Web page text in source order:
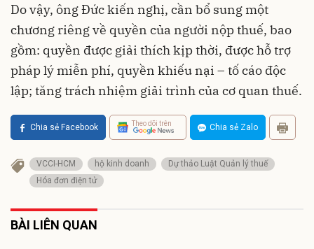
Do vậy, ông Đức kiến nghị, cần bổ sung một
chương riêng về quyền của người nộp thuế, bao
gồm: quyền được giải thích kịp thời, được hỗ trợ
pháp lý miễn phí, quyền khiếu nại – tố cáo độc
lập; tăng trách nhiệm giải trình của cơ quan thuế.
Chia sẻ Facebook Theo dõi trên Chia sẻ Zalo
VCCI-HCM hộ kinh doanh
Dự thảo Luật Quản lý thuế
Hóa đơn điện tử
BÀI LIÊN QUAN